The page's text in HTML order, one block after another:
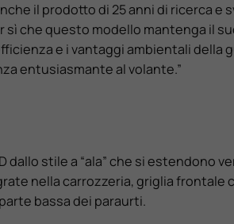
il prodotto di 25 anni di ricerca e
che questo modello mantenga il
e i vantaggi ambientali della
entusiasmante al volante.”
dallo stile a “ala” che si estendono
nella carrozzeria, griglia frontale
bassa dei paraurti.